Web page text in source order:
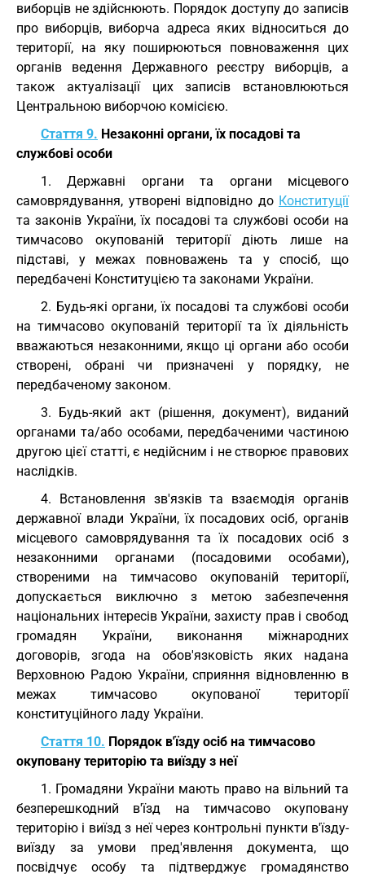
виборців не здійснюють. Порядок доступу до записів
про виборців, виборча адреса яких відноситься до
території, на яку поширюються повноваження цих
органів ведення Державного реєстру виборців, а
також актуалізації цих записів встановлюються
Центральною виборчою комісією.
Стаття 9. Незаконні органи, їх посадові та
службові особи
1. Державні органи та органи місцевого
самоврядування, утворені відповідно до Конституції
та законів України, їх посадові та службові особи на
тимчасово окупованій території діють лише на
підставі, у межах повноважень та у спосіб, що
передбачені Конституцією та законами України.
2. Будь-які органи, їх посадові та службові особи
на тимчасово окупованій території та їх діяльність
вважаються незаконними, якщо ці органи або особи
створені, обрані чи призначені у порядку, не
передбаченому законом.
3. Будь-який акт (рішення, документ), виданий
органами та/або особами, передбаченими частиною
другою цієї статті, є недійсним і не створює правових
наслідків.
4. Встановлення зв'язків та взаємодія органів
державної влади України, їх посадових осіб, органів
місцевого самоврядування та їх посадових осіб з
незаконними органами (посадовими особами),
створеними на тимчасово окупованій території,
допускається виключно з метою забезпечення
національних інтересів України, захисту прав і свобод
громадян України, виконання міжнародних
договорів, згода на обов'язковість яких надана
Верховною Радою України, сприяння відновленню в
межах тимчасово окупованої території
конституційного ладу України.
Стаття 10. Порядок в'їзду осіб на тимчасово
окуповану територію та виїзду з неї
1. Громадяни України мають право на вільний та
безперешкодний в'їзд на тимчасово окуповану
територію і виїзд з неї через контрольні пункти в'їзду-
виїзду за умови пред'явлення документа, що
посвідчує особу та підтверджує громадянство